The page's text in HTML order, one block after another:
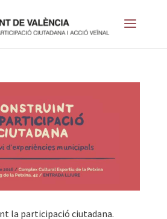
la participació ciutadana.